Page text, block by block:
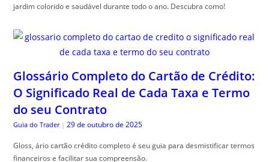
jardim colorido e saudável durante todo o ano. Descubra como!
Glossário Completo do Cartão de Crédito:
O Significado Real de Cada Taxa e Termo
do seu Contrato
Guia do Trader | 29 de outubro de 2025
Gloss, ário cartão crédito completo é seu guia para desmistificar termos
financeiros e facilitar sua compreensão.